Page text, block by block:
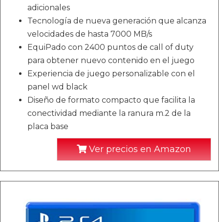
adicionales
Tecnología de nueva generación que alcanza
velocidades de hasta 7000 MB/s
EquiPado con 2400 puntos de call of duty
para obtener nuevo contenido en el juego
Experiencia de juego personalizable con el
panel wd black
Diseño de formato compacto que facilita la
conectividad mediante la ranura m.2 de la
placa base
Ver precios en Amazon